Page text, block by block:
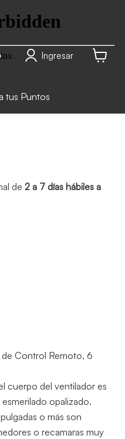
Ingresar
tus Puntos
de 2 a 7 días hábiles a
de Control Remoto, 6
cuerpo del ventilador es
opalizado.
o más son
o recamaras muy